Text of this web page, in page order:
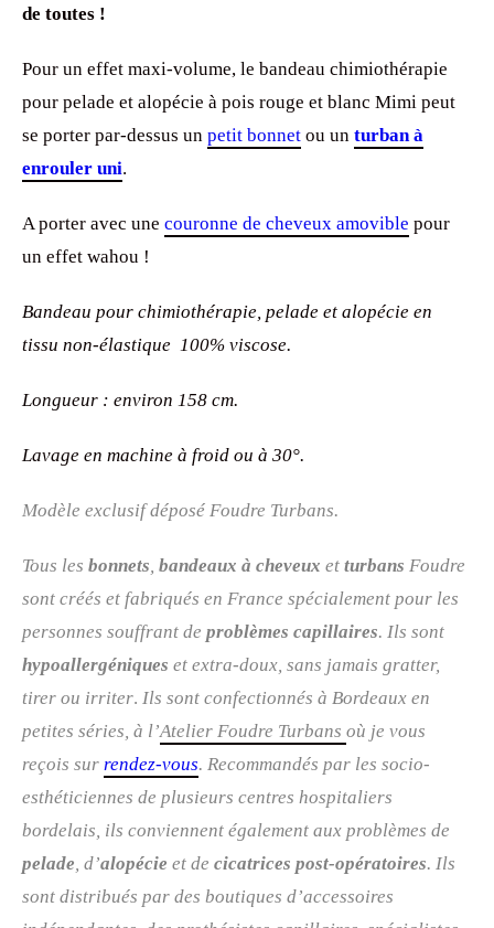
de toutes !
Pour un effet maxi-volume, le bandeau chimiothérapie
pour pelade et alopécie à pois rouge et blanc Mimi peut
se porter par-dessus un petit bonnet ou un turban à
enrouler uni.
A porter avec une couronne de cheveux amovible pour
un effet wahou !
Bandeau pour chimiothérapie, pelade et alopécie en
tissu non-élastique 100% viscose.
Longueur : environ 158 cm.
Lavage en machine à froid ou à 30°.
Modèle exclusif déposé Foudre Turbans.
Tous les bonnets, bandeaux à cheveux et turbans Foudre
sont créés et fabriqués en France spécialement pour les
personnes souffrant de problèmes capillaires. Ils sont
hypoallergéniques et extra-doux, sans jamais gratter,
tirer ou irriter. Ils sont confectionnés à Bordeaux en
petites séries, à l’Atelier Foudre Turbans où je vous
reçois sur rendez-vous. Recommandés par les socio-
esthéticiennes de plusieurs centres hospitaliers
bordelais, ils conviennent également aux problèmes de
pelade, d’alopécie et de cicatrices post-opératoires. Ils
sont distribués par des boutiques d’accessoires